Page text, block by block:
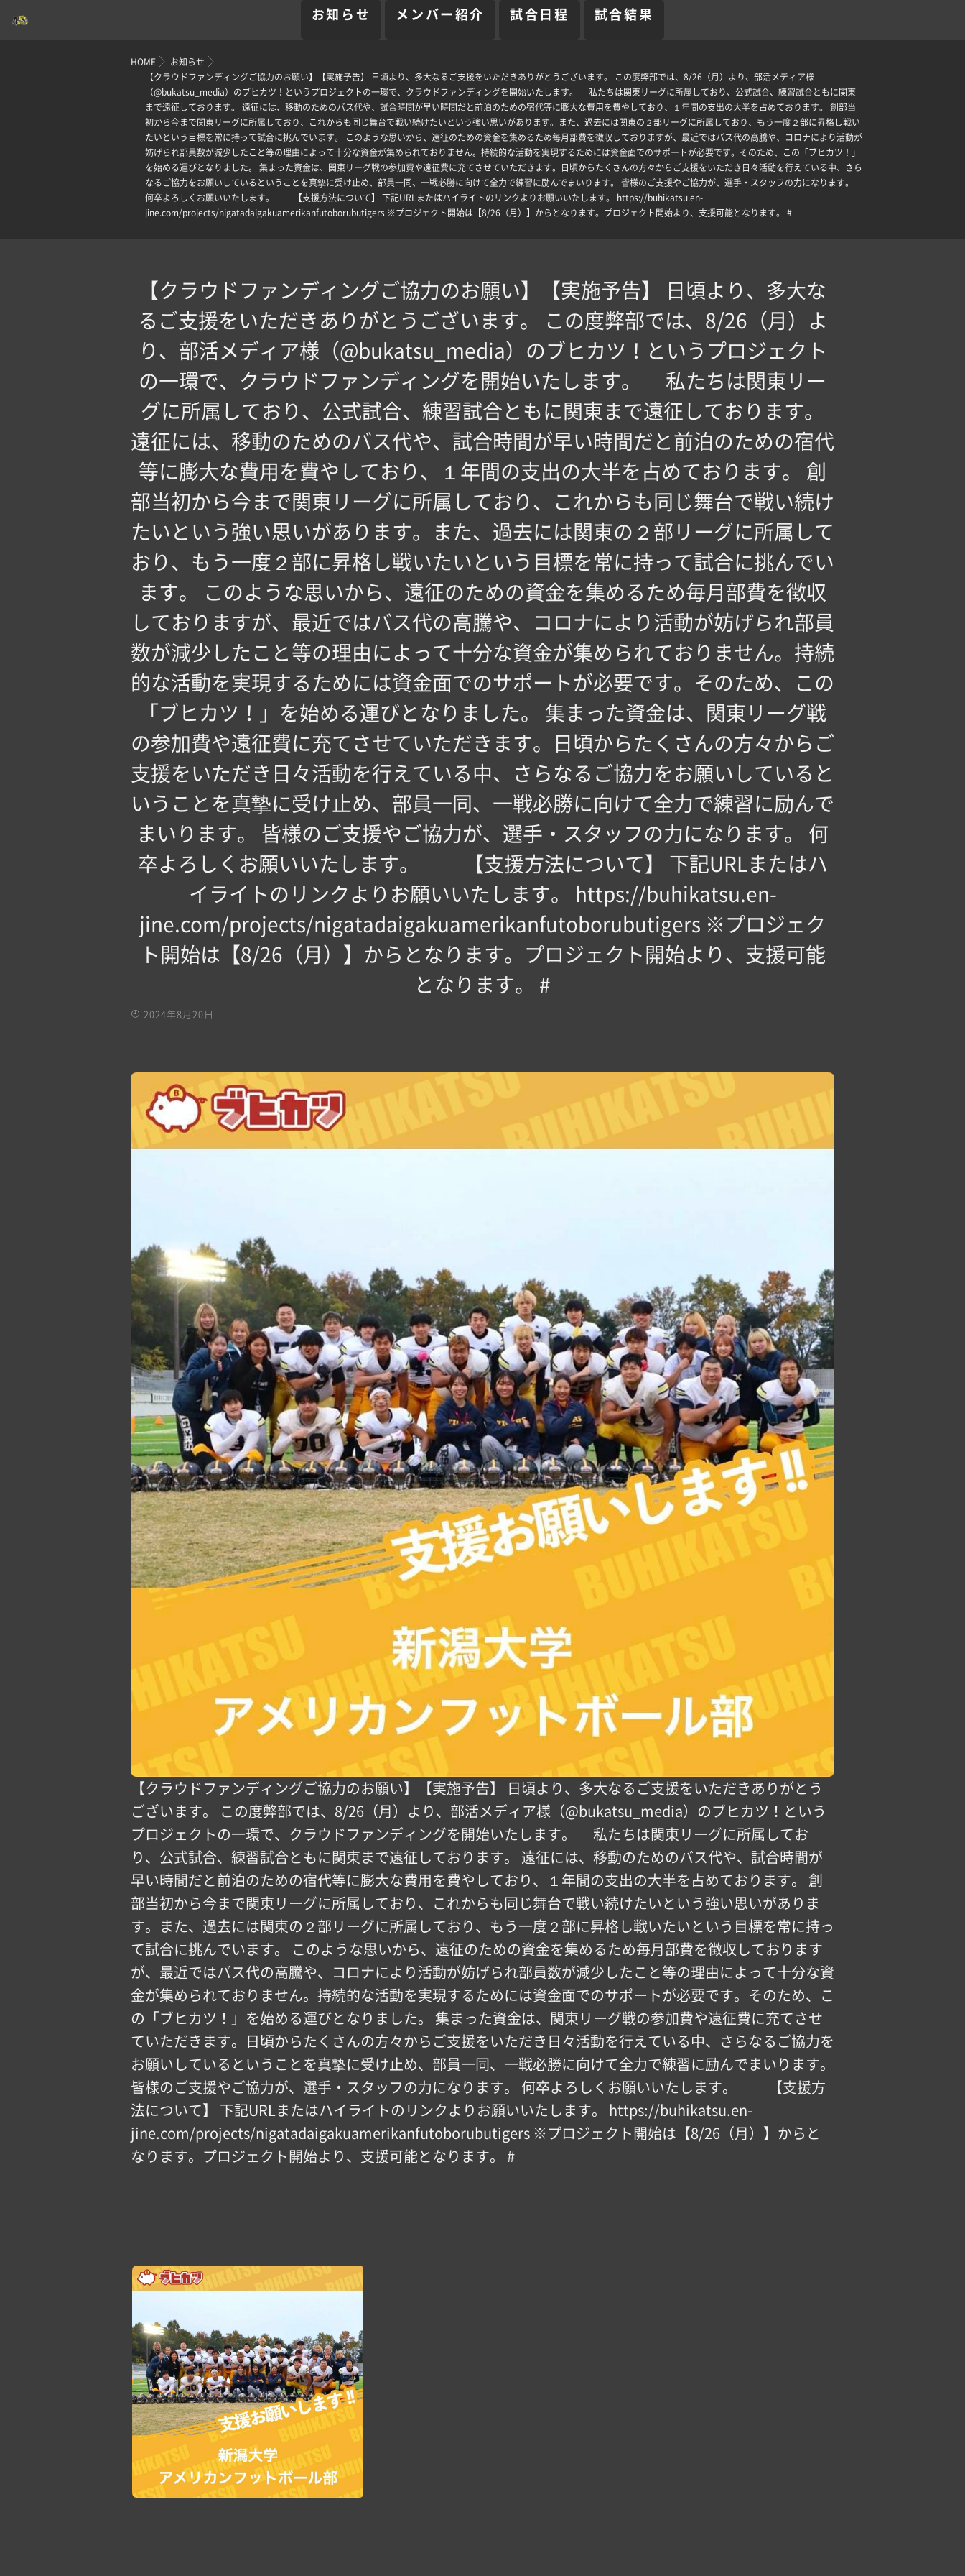
お知らせ メンバー紹介 試合日程 試合結果
HOME
お知らせ
【クラウドファンディングご協力のお願い】【実施予告】 日頃より、多大なるご支援をいただきありがとうございます。 この度弊部では、8/26（月）より、部活メディア様
（@bukatsu_media）のブヒカツ！というプロジェクトの一環で、クラウドファンディングを開始いたします。 私たちは関東リーグに所属しており、公式試合、練習試合ともに関東
まで遠征しております。 遠征には、移動のためのバス代や、試合時間が早い時間だと前泊のための宿代等に膨大な費用を費やしており、１年間の支出の大半を占めております。 創部当
初から今まで関東リーグに所属しており、これからも同じ舞台で戦い続けたいという強い思いがあります。また、過去には関東の２部リーグに所属しており、もう一度２部に昇格し戦い
たいという目標を常に持って試合に挑んでいます。 このような思いから、遠征のための資金を集めるため毎月部費を徴収しておりますが、最近ではバス代の高騰や、コロナにより活動が
妨げられ部員数が減少したこと等の理由によって十分な資金が集められておりません。持続的な活動を実現するためには資金面でのサポートが必要です。そのため、この「ブヒカツ！」
を始める運びとなりました。 集まった資金は、関東リーグ戦の参加費や遠征費に充てさせていただきます。日頃からたくさんの方々からご支援をいただき日々活動を行えている中、さら
なるご協力をお願いしているということを真摯に受け止め、部員一同、一戦必勝に向けて全力で練習に励んでまいります。 皆様のご支援やご協力が、選手・スタッフの力になります。
何卒よろしくお願いいたします。 【️支援方法について】 下記URLまたはハイライトのリンクよりお願いいたします。 https://buhikatsu.en-
jine.com/projects/nigatadaigakuamerikanfutoborubutigers ※プロジェクト開始は【8/26（月）】からとなります。プロジェクト開始より、支援可能となります。 #
【クラウドファンディングご協力のお願い】【実施予告】 日頃より、多大な
るご支援をいただきありがとうございます。 この度弊部では、8/26（月）よ
り、部活メディア様（@bukatsu_media）のブヒカツ！というプロジェクト
の一環で、クラウドファンディングを開始いたします。 私たちは関東リー
グに所属しており、公式試合、練習試合ともに関東まで遠征しております。
遠征には、移動のためのバス代や、試合時間が早い時間だと前泊のための宿代
等に膨大な費用を費やしており、１年間の支出の大半を占めております。 創
部当初から今まで関東リーグに所属しており、これからも同じ舞台で戦い続け
たいという強い思いがあります。また、過去には関東の２部リーグに所属して
おり、もう一度２部に昇格し戦いたいという目標を常に持って試合に挑んでい
ます。 このような思いから、遠征のための資金を集めるため毎月部費を徴収
しておりますが、最近ではバス代の高騰や、コロナにより活動が妨げられ部員
数が減少したこと等の理由によって十分な資金が集められておりません。持続
的な活動を実現するためには資金面でのサポートが必要です。そのため、この
「ブヒカツ！」を始める運びとなりました。 集まった資金は、関東リーグ戦
の参加費や遠征費に充てさせていただきます。日頃からたくさんの方々からご
支援をいただき日々活動を行えている中、さらなるご協力をお願いしていると
いうことを真摯に受け止め、部員一同、一戦必勝に向けて全力で練習に励んで
まいります。 皆様のご支援やご協力が、選手・スタッフの力になります。 何
卒よろしくお願いいたします。 【️支援方法について】 下記URLまたはハ
イライトのリンクよりお願いいたします。 https://buhikatsu.en-
jine.com/projects/nigatadaigakuamerikanfutoborubutigers ※プロジェク
ト開始は【8/26（月）】からとなります。プロジェクト開始より、支援可能
となります。 #
2024年8月20日
【クラウドファンディングご協力のお願い】【実施予告】 日頃より、多大なるご支援をいただきありがとう
ございます。 この度弊部では、8/26（月）より、部活メディア様（@bukatsu_media）のブヒカツ！という
プロジェクトの一環で、クラウドファンディングを開始いたします。 私たちは関東リーグに所属してお
り、公式試合、練習試合ともに関東まで遠征しております。 遠征には、移動のためのバス代や、試合時間が
早い時間だと前泊のための宿代等に膨大な費用を費やしており、１年間の支出の大半を占めております。 創
部当初から今まで関東リーグに所属しており、これからも同じ舞台で戦い続けたいという強い思いがありま
す。また、過去には関東の２部リーグに所属しており、もう一度２部に昇格し戦いたいという目標を常に持っ
て試合に挑んでいます。 このような思いから、遠征のための資金を集めるため毎月部費を徴収しております
が、最近ではバス代の高騰や、コロナにより活動が妨げられ部員数が減少したこと等の理由によって十分な資
金が集められておりません。持続的な活動を実現するためには資金面でのサポートが必要です。そのため、こ
の「ブヒカツ！」を始める運びとなりました。 集まった資金は、関東リーグ戦の参加費や遠征費に充てさせ
ていただきます。日頃からたくさんの方々からご支援をいただき日々活動を行えている中、さらなるご協力を
お願いしているということを真摯に受け止め、部員一同、一戦必勝に向けて全力で練習に励んでまいります。
皆様のご支援やご協力が、選手・スタッフの力になります。 何卒よろしくお願いいたします。 【️支援方
法について】 下記URLまたはハイライトのリンクよりお願いいたします。 https://buhikatsu.en-
jine.com/projects/nigatadaigakuamerikanfutoborubutigers ※プロジェクト開始は【8/26（月）】からと
なります。プロジェクト開始より、支援可能となります。 #